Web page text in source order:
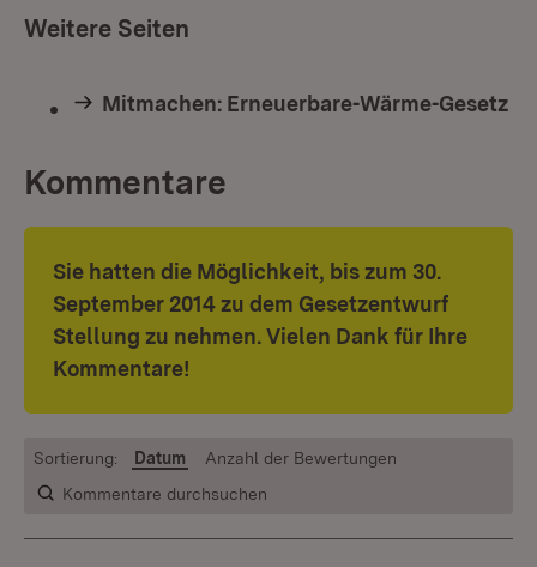
Weitere Seiten
Mitmachen: Erneuerbare-Wärme-Gesetz
Kommentare
Sie hatten die Möglichkeit, bis zum 30.
September 2014 zu dem Gesetzentwurf
Stellung zu nehmen. Vielen Dank für Ihre
Kommentare!
Kommentare durchsuchen
Sortierung: Datum Anzahl der Bewertungen